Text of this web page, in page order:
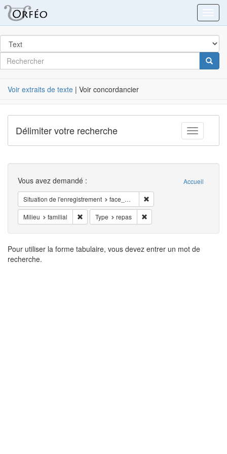
dans
Post
Label
Rechercher
Voir extraits de texte | Voir concordancier
Toggle
Délimiter votre recherche
Recherche Accueil
Vous avez demandé :
Situation de l'enregistrement face_à_face
Milieu familial Supprimer la restriction Milieu: familial
Type repas
Résultats
de
Pour utiliser la forme tabulaire, vous devez entrer un mot de
recherche.